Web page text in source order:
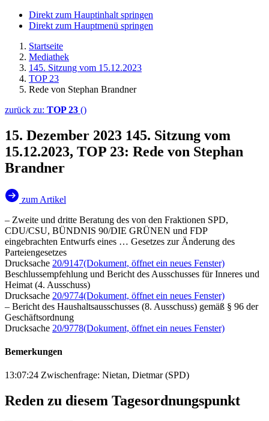
Direkt zum Hauptinhalt springen
Direkt zum Hauptmenü springen
Startseite
Mediathek
145. Sitzung vom 15.12.2023
TOP 23
Rede von Stephan Brandner
zurück zu: TOP 23 ()
15. Dezember 2023 145. Sitzung vom
15.12.2023, TOP 23: Rede von Stephan
Brandner
zum Artikel
– Zweite und dritte Beratung des von den Fraktionen SPD,
CDU/CSU, BÜNDNIS 90/DIE GRÜNEN und FDP
eingebrachten Entwurfs eines … Gesetzes zur Änderung des
Parteiengesetzes
Drucksache 20/9147(Dokument, öffnet ein neues Fenster)
Beschlussempfehlung und Bericht des Ausschusses für Inneres und
Heimat (4. Ausschuss)
Drucksache 20/9774(Dokument, öffnet ein neues Fenster)
– Bericht des Haushaltsausschusses (8. Ausschuss) gemäß § 96 der
Geschäftsordnung
Drucksache 20/9778(Dokument, öffnet ein neues Fenster)
Bemerkungen
13:07:24 Zwischenfrage: Nietan, Dietmar (SPD)
Reden zu diesem Tagesordnungspunkt